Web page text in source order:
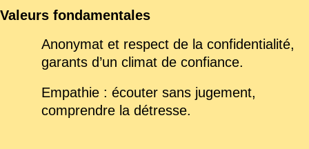
Valeurs fondamentales
Anonymat et respect de la confidentialité,
garants d’un climat de confiance.
Empathie : écouter sans jugement,
comprendre la détresse.